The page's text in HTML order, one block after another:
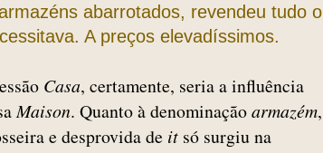
abarrotados, revendeu tudo o
A preços elevadíssimos.
Casa, certamente, seria a influência
Maison. Quanto à denominaçãoarmazém,
e desprovida de itsó surgiu na